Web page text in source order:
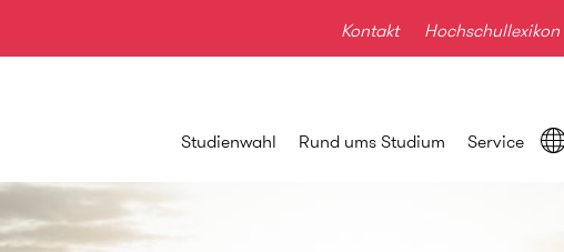
Kontakt Hochschullexikon
Studienwahl Rund ums Studium Service